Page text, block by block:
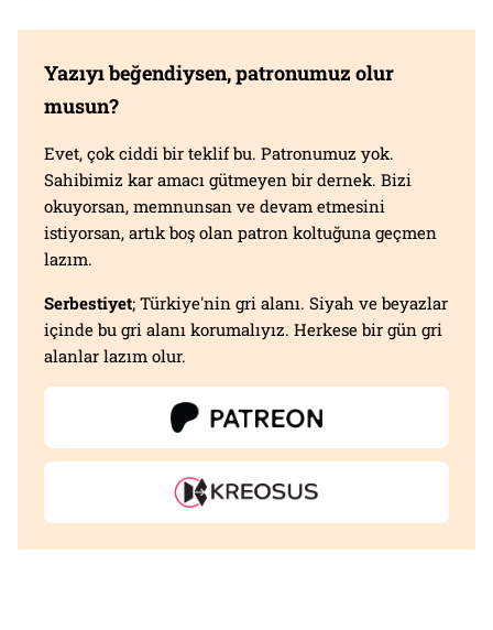
Yazıyı beğendiysen, patronumuz olur
musun?
Evet, çok ciddi bir teklif bu. Patronumuz yok.
Sahibimiz kar amacı gütmeyen bir dernek. Bizi
okuyorsan, memnunsan ve devam etmesini
istiyorsan, artık boş olan patron koltuğuna geçmen
lazım.
Serbestiyet; Türkiye'nin gri alanı. Siyah ve beyazlar
içinde bu gri alanı korumalıyız. Herkese bir gün gri
alanlar lazım olur.